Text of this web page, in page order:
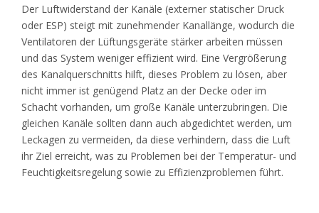
Der Luftwiderstand der Kanäle (externer statischer Druck
oder ESP) steigt mit zunehmender Kanallänge, wodurch die
Ventilatoren der Lüftungsgeräte stärker arbeiten müssen
und das System weniger effizient wird. Eine Vergrößerung
des Kanalquerschnitts hilft, dieses Problem zu lösen, aber
nicht immer ist genügend Platz an der Decke oder im
Schacht vorhanden, um große Kanäle unterzubringen. Die
gleichen Kanäle sollten dann auch abgedichtet werden, um
Leckagen zu vermeiden, da diese verhindern, dass die Luft
ihr Ziel erreicht, was zu Problemen bei der Temperatur- und
Feuchtigkeitsregelung sowie zu Effizienzproblemen führt.